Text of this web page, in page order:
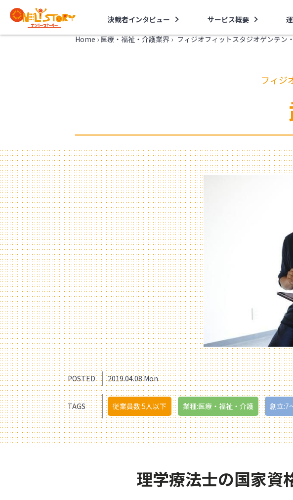
決裁者インタビュー サービス概要
Home › 医療・福祉・介護業界 › フィジオフィットスタジオゲンテン
フィジ
POSTED 2019.04.08 Mon
TAGS 従業員数:5人以下 業種:医療・福祉・介護 創立:7
理学療法士の国家資